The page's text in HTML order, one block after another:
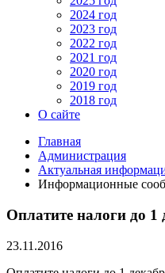
2024 год
2023 год
2022 год
2021 год
2020 год
2019 год
2018 год
О сайте
Главная
Администрация
Актуальная
Информационные
Оплатите налоги до
23.11.2016